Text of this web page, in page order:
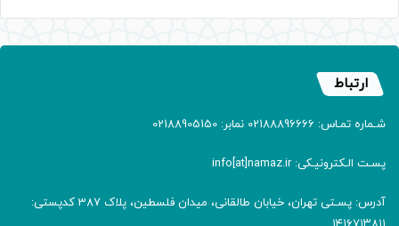
ارتباط
شـماره تمـاس: 02188896666 نمابر: 02188905150
پسـت الـکترونیـکی: info[at]namaz.ir
آدرس: پسـتی تهران، خیابان طالقانی، میدان فلسطین، پلاک 387 کدپستی: